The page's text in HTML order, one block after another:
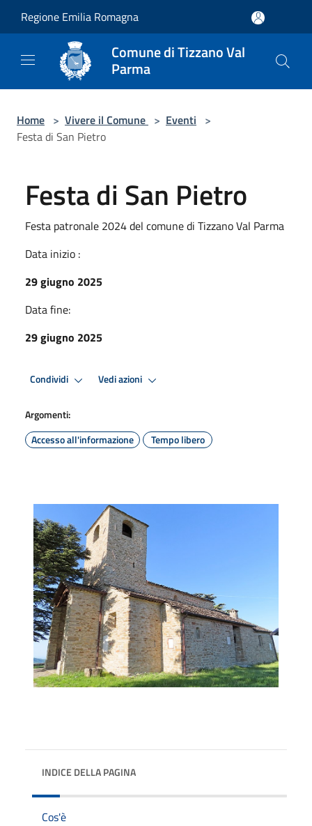
Regione Emilia Romagna
Comune di Tizzano Val
Parma
Home > Vivere il Comune > Eventi >
Festa di San Pietro
Festa di San Pietro
Festa patronale 2024 del comune di Tizzano Val Parma
Data inizio :
29 giugno 2025
Data fine:
29 giugno 2025
Condividi Vedi azioni
Argomenti:
Accesso all'informazione
Tempo libero
INDICE DELLA PAGINA
Cos'è